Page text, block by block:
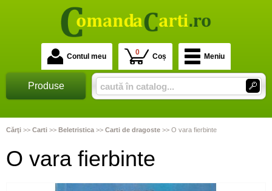
Contul meu 0 Coș Meniu
Produse
Cărţi >> Carti >> Beletristica >> Carti de dragoste >> O vara fierbinte
O vara fierbinte